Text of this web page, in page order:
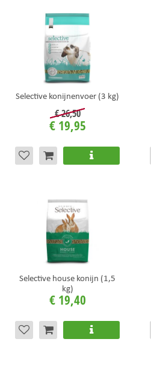
Selective konijnenvoer (3 kg)
€26,50
€ 19,95
Selective house konijn (1,5
kg)
€ 19,40